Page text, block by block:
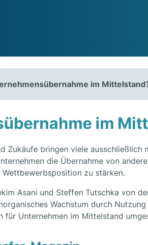
im
im
Zukäufe bringen viele
die Übernahme von
zu stärken.
Asani und Steffen Tutschka von
Wachstum durch
für Unternehmen im Mittelstand